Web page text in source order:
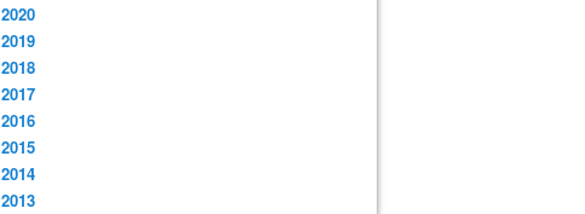
2020
2019
2018
2017
2016
2015
2014
2013